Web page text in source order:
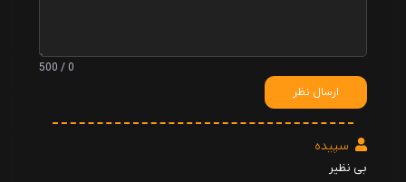
0 / 500
ارسال نظر
سپیده
بی نظیر